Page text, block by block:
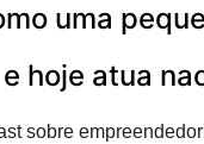
uma
hoje atua
sobre